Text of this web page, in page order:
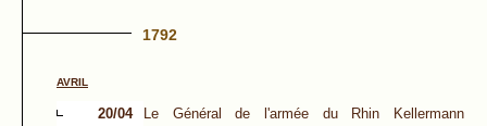
1792
AVRIL
20/04
Le Général de l'armée du Rhin Kellermann